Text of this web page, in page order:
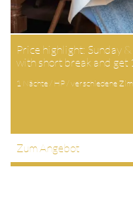
Price highlight: Sunday
with short break and get
1 Nächte / HP / verschiedene
Zum Angebot